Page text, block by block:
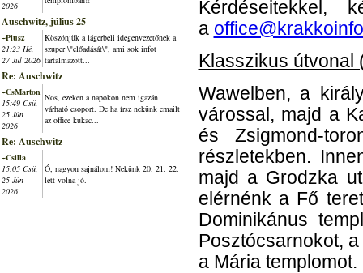
2026
Auschwitz, július 25
~Piusz
21:23 Hé,
27 Júl 2026
Köszönjük a lágerbeli idegenvezetőnek a
szuper \"előadását\", ami sok infot
tartalmazott...
Re: Auschwitz
~CsMarton
15:49 Csü,
25 Jún
2026
Nos, ezeken a napokon nem igazán
várható csoport. De ha írsz nekünk emailt
az office kukac...
Re: Auschwitz
~Csilla
15:05 Csü,
25 Jún
2026
Ó, nagyon sajnálom! Nekünk 20. 21. 22.
lett volna jó.
Kérdéseitekkel,
a
Klasszikus útvonal
Wawelben, a
várossal, majd a
és Zsigmond-
részletekben.
majd a Grodzka
elérnénk a Fő
Dominikánus
Posztócsarnokot,
a Mária templomot.